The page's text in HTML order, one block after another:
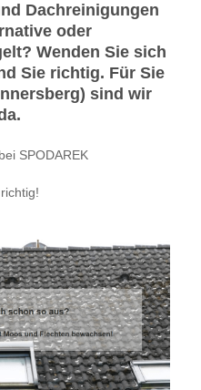
Dachreinigungen
oder
Wenden Sie sich
Sie richtig. Für Sie
sind wir
SPODAREK